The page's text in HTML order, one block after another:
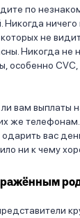
по
ничего
не
Никогда не
особенно
вам выплаты
же
вас
ни к чему